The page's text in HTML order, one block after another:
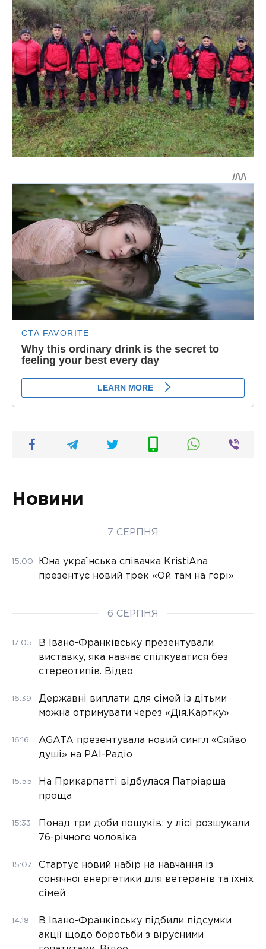
Новини
7 СЕРПНЯ
15:00
Юна українська співачка KristiAna
презентує новий трек «Ой там на горі»
6 СЕРПНЯ
17:05
В Івано-Франківську презентували
виставку, яка навчає спілкуватися без
стереотипів. Відео
16:39
Державні виплати для сімей із дітьми
можна отримувати через «Дія.Картку»
16:16
AGATA презентувала новий сингл «Сяйво
душі» на РАІ-Радіо
15:55
На Прикарпатті відбулася Патріарша
проща
15:33
Понад три доби пошуків: у лісі розшукали
76-річного чоловіка
15:07
Стартує новий набір на навчання із
сонячної енергетики для ветеранів та їхніх
сімей
14:18
В Івано-Франківську підбили підсумки
акції щодо боротьби з вірусними